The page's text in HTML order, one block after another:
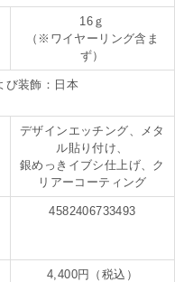
16ｇ
（※ワイヤーリング含ま
ず）
び装飾：日本
デザインエッチング、メタ
ル貼り付け、
銀めっきイブシ仕上げ、ク
リアーコーティング
4582406733493
4,400円（税込）